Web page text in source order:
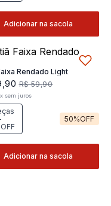
Adicionar na sacola
Rendado Light
,90 R$ 59,90
x sem juros
50%OFF
Adicionar na sacola